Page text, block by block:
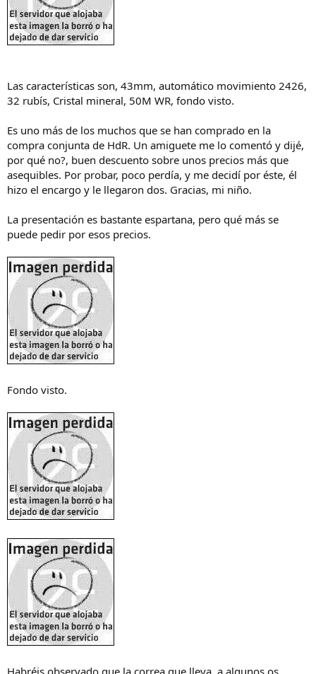
Las características son, 43mm, automático movimiento 2426,
32 rubís, Cristal mineral, 50M WR, fondo visto.
Es uno más de los muchos que se han comprado en la
compra conjunta de HdR. Un amiguete me lo comentó y dijé,
por qué no?, buen descuento sobre unos precios más que
asequibles. Por probar, poco perdía, y me decidí por éste, él
hizo el encargo y le llegaron dos. Gracias, mi niño.
La presentación es bastante espartana, pero qué más se
puede pedir por esos precios.
Fondo visto.
Habréis observado que la correa que lleva, a algunos os